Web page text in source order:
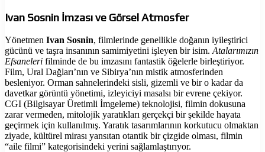
Ivan Sosnin İmzası ve Görsel Atmosfer
Yönetmen Ivan Sosnin, filmlerinde genellikle doğanın iyileştirici
gücünü ve taşra insanının samimiyetini işleyen bir isim. Atalarımızın
Efsaneleri filminde de bu imzasını fantastik öğelerle birleştiriyor.
Film, Ural Dağları’nın ve Sibirya’nın mistik atmosferinden
besleniyor. Orman sahnelerindeki sisli, gizemli ve bir o kadar da
davetkar görüntü yönetimi, izleyiciyi masalsı bir evrene çekiyor.
CGI (Bilgisayar Üretimli İmgeleme) teknolojisi, filmin dokusuna
zarar vermeden, mitolojik yaratıkları gerçekçi bir şekilde hayata
geçirmek için kullanılmış. Yaratık tasarımlarının korkutucu olmaktan
ziyade, kültürel mirası yansıtan otantik bir çizgide olması, filmin
“aile filmi” kategorisindeki yerini sağlamlaştırıyor.